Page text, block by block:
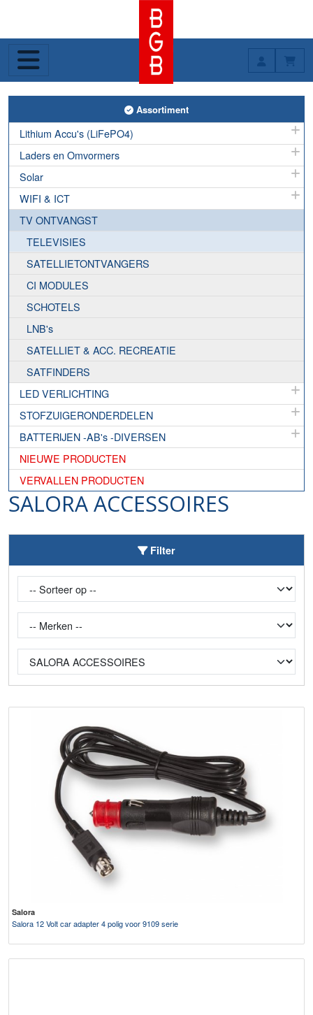
Toggle Assortiment
Assortiment
Lithium Accu's (LiFePO4)
Laders en Omvormers
Solar
WIFI & ICT
TV ONTVANGST
TELEVISIES
SATELLIETONTVANGERS
CI MODULES
SCHOTELS
LNB's
SATELLIET & ACC. RECREATIE
SATFINDERS
LED VERLICHTING
STOFZUIGERONDERDELEN
BATTERIJEN -AB's -DIVERSEN
NIEUWE PRODUCTEN
VERVALLEN PRODUCTEN
SALORA ACCESSOIRES
Toggle Filter
Filter
Salora
Salora 12 Volt car adapter 4 polig voor 9109 serie